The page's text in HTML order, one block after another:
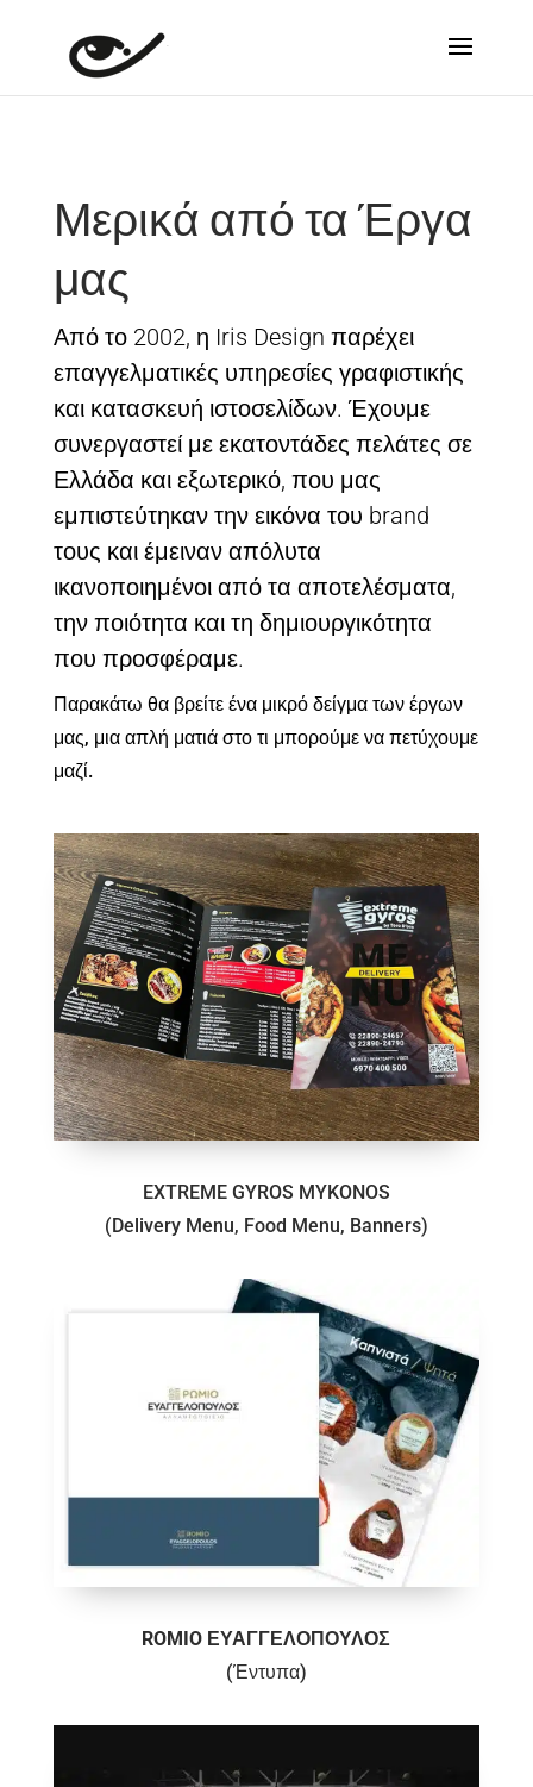
Μερικά από τα Έργα
μας
Από το 2002, η Iris Design παρέχει
επαγγελματικές υπηρεσίες γραφιστικής
και κατασκευή ιστοσελίδων. Έχουμε
συνεργαστεί με εκατοντάδες πελάτες σε
Ελλάδα και εξωτερικό, που μας
εμπιστεύτηκαν την εικόνα του brand
τους και έμειναν απόλυτα
ικανοποιημένοι από τα αποτελέσματα,
την ποιότητα και τη δημιουργικότητα
που προσφέραμε.
Παρακάτω θα βρείτε ένα μικρό δείγμα των έργων
μας, μια απλή ματιά στο τι μπορούμε να πετύχουμε
μαζί.
EXTREME GYROS MYKONOS
(Delivery Menu, Food Menu, Banners)
ROMIO ΕΥΑΓΓΕΛΟΠΟΥΛΟΣ
(Έντυπα)